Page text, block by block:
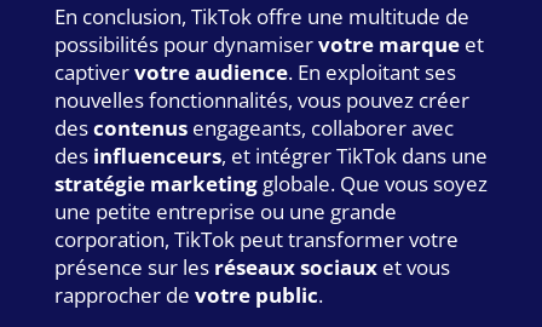
En conclusion, TikTok offre une multitude de
possibilités pour dynamiservotre marqueet
captivervotre audience. En exploitant ses
nouvelles fonctionnalités, vous pouvez créer
descontenusengageants, collaborer avec
des influenceurs, et intégrer TikTok dans une
stratégie marketingglobale. Que vous soyez
une petite entreprise ou une grande
corporation, TikTok peut transformer votre
présence sur les réseaux sociauxet vous
rapprocher de votre public.